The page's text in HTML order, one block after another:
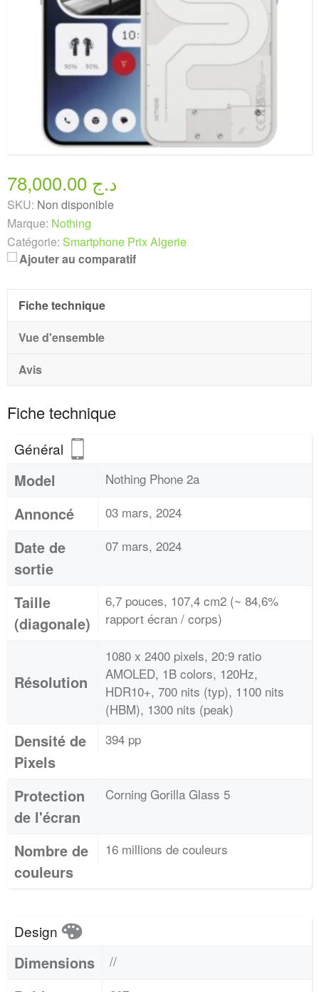
78,000.00 د.ج
SKU: Non disponible
Marque: Nothing
Catégorie: Smartphone Prix Algerie
Ajouter au comparatif
Fiche technique
Vue d'ensemble
Avis
Fiche technique
Général
Model Nothing Phone 2a
Annoncé 03 mars, 2024
Date de
sortie
07 mars, 2024
Taille
(diagonale)
6,7 pouces, 107,4 cm2 (~ 84,6%
rapport écran / corps)
Résolution
1080 x 2400 pixels, 20:9 ratio
AMOLED, 1B colors, 120Hz,
HDR10+, 700 nits (typ), 1100 nits
(HBM), 1300 nits (peak)
Densité de
Pixels
394 pp
Protection
de l'écran
Corning Gorilla Glass 5
Nombre de
couleurs
16 millions de couleurs
Design
Dimensions //